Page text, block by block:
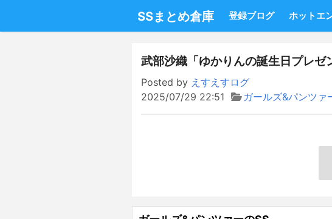
SSまとめ倉庫 登録ブログ ホットエ
武部沙織「ゆかりんの誕生日プレゼ
Posted by えすえすログ
2025/07/29 22:51
ガールズ&パンツァ